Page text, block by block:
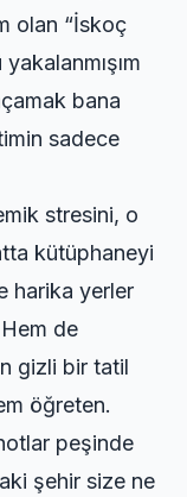
olan “İskoç
bana
sadece
stresini, o
kütüphaneyi
harika yerler
de
gizli bir tatil
öğreten.
peşinde
şehir size ne